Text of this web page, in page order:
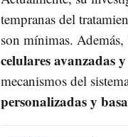
tempranas del
son mínimas. Además,
celulares avanzadas
mecanismos del
personalizadas y